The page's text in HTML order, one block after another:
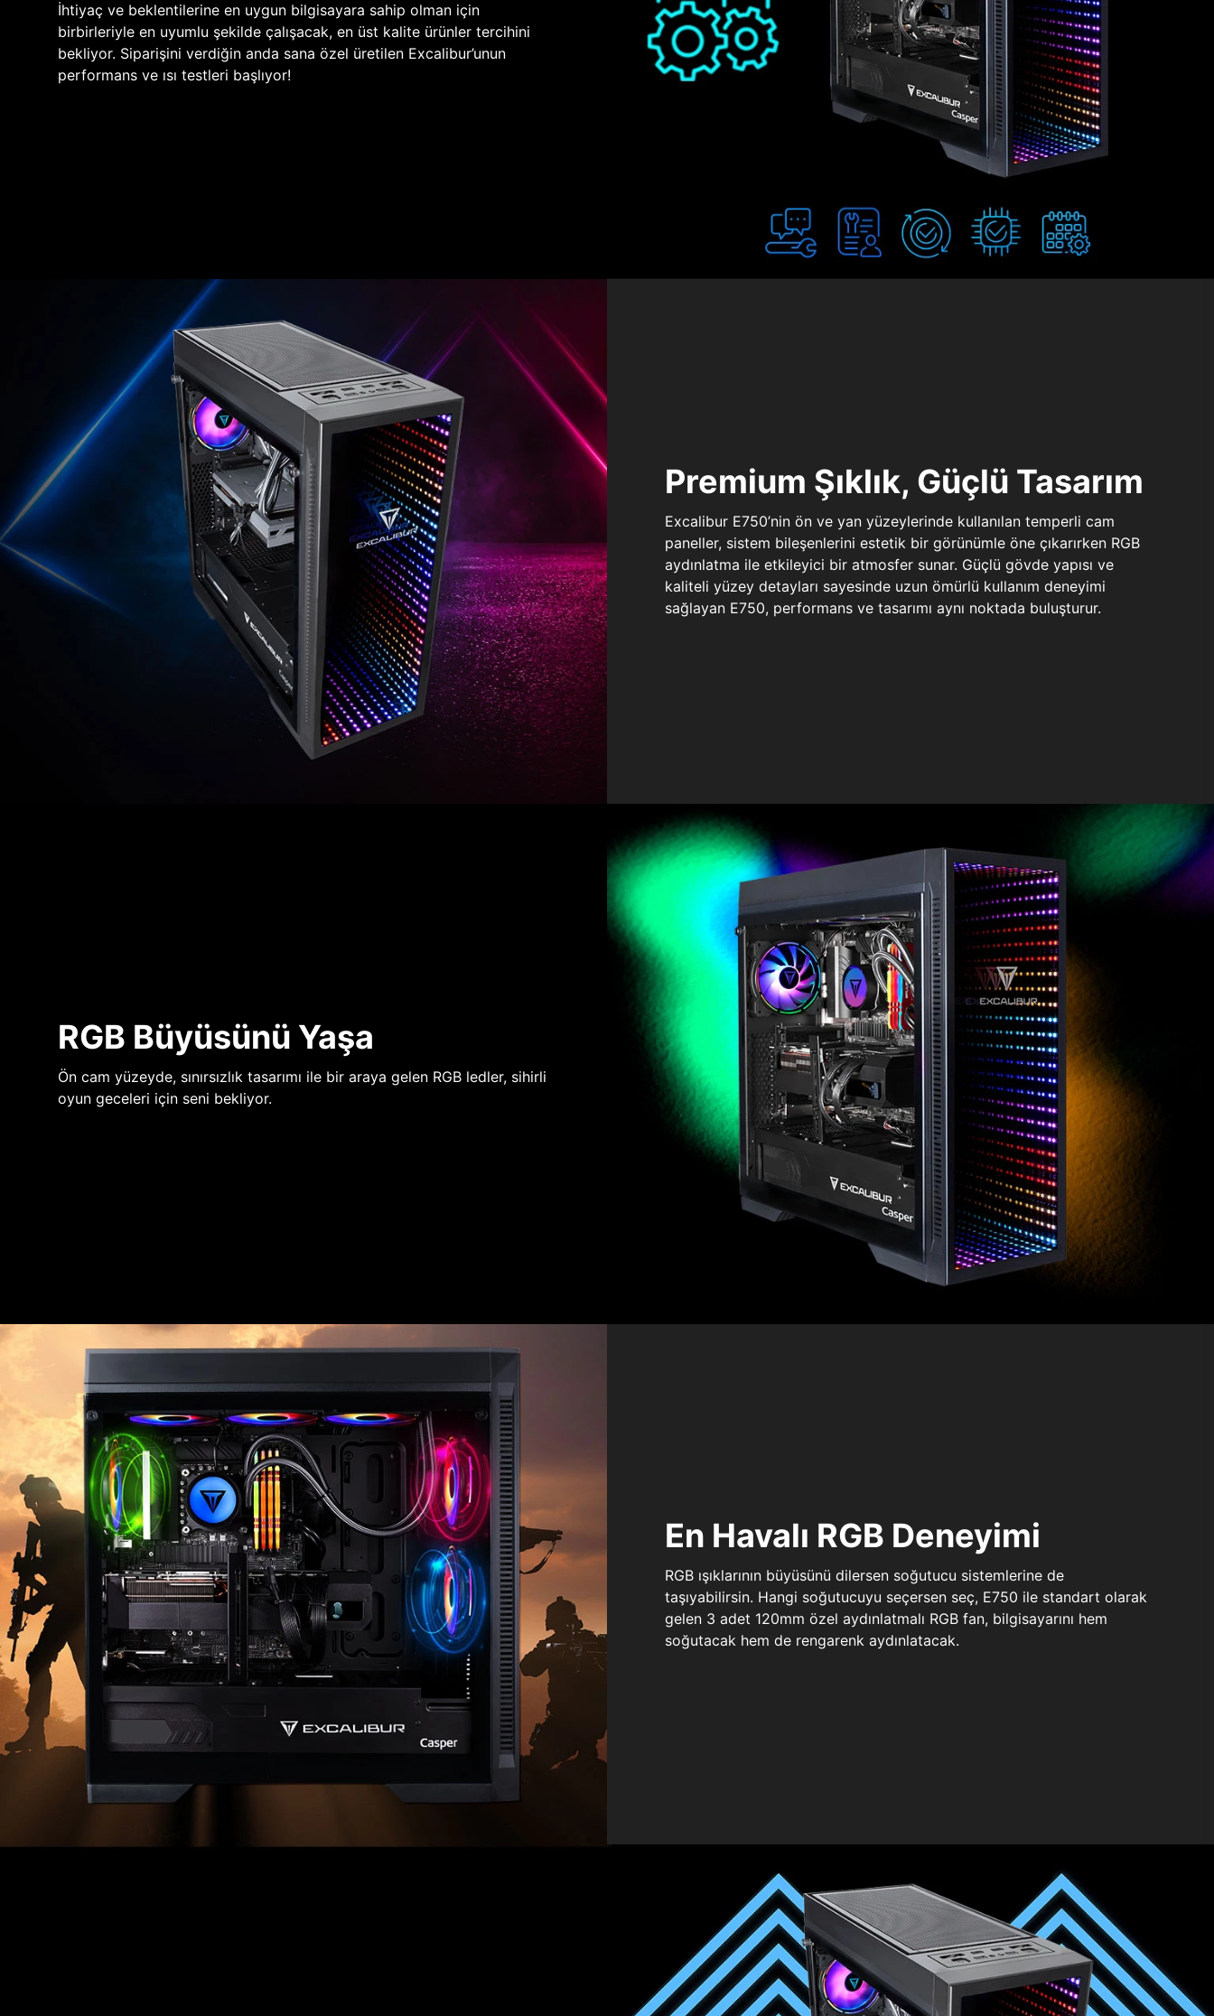
İhtiyaç ve beklentilerine en uygun bilgisayara sahip olman için
birbirleriyle en uyumlu şekilde çalışacak, en üst kalite ürünler tercihini
bekliyor. Siparişini verdiğin anda sana özel üretilen Excalibur’unun
performans ve ısı testleri başlıyor!
Premium Şıklık, Güçlü Tasarım
Excalibur E750’nin ön ve yan yüzeylerinde kullanılan temperli cam
paneller, sistem bileşenlerini estetik bir görünümle öne çıkarırken RGB
aydınlatma ile etkileyici bir atmosfer sunar. Güçlü gövde yapısı ve
kaliteli yüzey detayları sayesinde uzun ömürlü kullanım deneyimi
sağlayan E750, performans ve tasarımı aynı noktada buluşturur.
RGB Büyüsünü Yaşa
Ön cam yüzeyde, sınırsızlık tasarımı ile bir araya gelen RGB ledler, sihirli
oyun geceleri için seni bekliyor.
En Havalı RGB Deneyimi
RGB ışıklarının büyüsünü dilersen soğutucu sistemlerine de
taşıyabilirsin. Hangi soğutucuyu seçersen seç, E750 ile standart olarak
gelen 3 adet 120mm özel aydınlatmalı RGB fan, bilgisayarını hem
soğutacak hem de rengarenk aydınlatacak.